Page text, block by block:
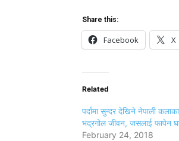
Share this:
Facebook X
Related
पर्दामा सुन्दर देखिने नेपाली
भद्रगोल जीवन, जसलाई फापेन
February 24, 2018